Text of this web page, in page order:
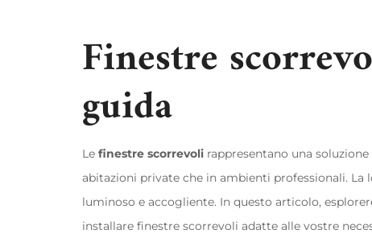
Finestre
guida
Le finestre scorrevoli rappresentano una
abitazioni private che in ambienti professionali. La
luminoso e accogliente. In questo articolo,
installare finestre scorrevoli adatte alle vostre